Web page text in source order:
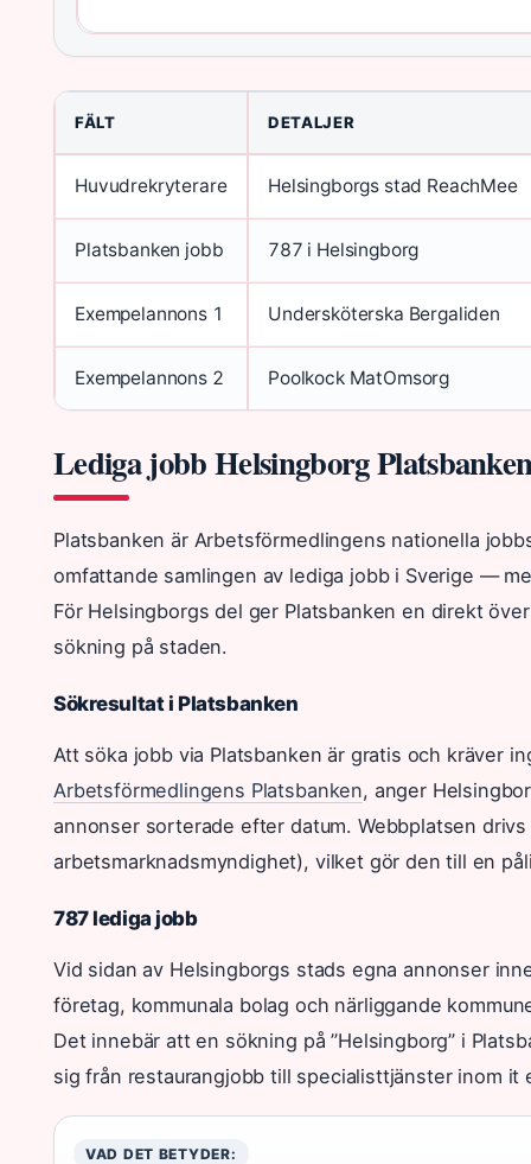
FÄLT DETALJER
Huvudrekryterare Helsingborgs stad ReachMee
Platsbanken jobb 787 i Helsingborg
Exempelannons 1 Undersköterska Bergaliden
Exempelannons 2 Poolkock MatOmsorg
Lediga jobb Helsingborg
Platsbanken är Arbetsförmedlingens nationella
omfattande samlingen av lediga jobb i Sverige —
För Helsingborgs del ger Platsbanken en direkt
sökning på staden.
Sökresultat i Platsbanken
Att söka jobb via Platsbanken är gratis och kräver
Arbetsförmedlingens Platsbanken, anger
annonser sorterade efter datum. Webbplatsen
arbetsmarknadsmyndighet), vilket gör den till en
787 lediga jobb
Vid sidan av Helsingborgs stads egna annonser
företag, kommunala bolag och närliggande
Det innebär att en sökning på ”Helsingborg” i
sig från restaurangjobb till specialisttjänster inom it
VAD DET BETYDER: